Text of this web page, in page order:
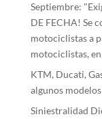
Septiembre:
DE FECHA! Se
motociclistas a
motociclistas,
KTM, Ducati,
algunos
Siniestralidad